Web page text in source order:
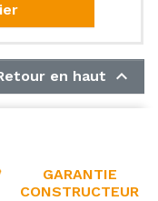
en haut 
GARANTIE
CONSTRUCTEUR